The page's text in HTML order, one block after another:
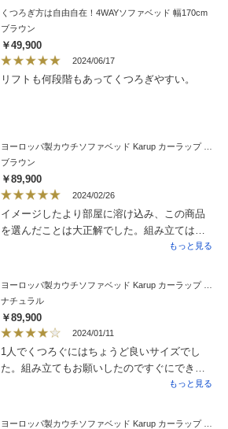
伝ってもらいました。六角レンチがすぐに溝
が舐めてしまい、自宅の六角レンチを使いし
のぎました。出来上がった時は喜びもひとし
おでした。クッションやソファー部分の素材
がしっかりとしていて固めの座り心地がイ
くつろぎ方は自由自在！4WAYソファベッド 幅170cm
ブラウン
￥49,900
2024/06/17
リフトも何段階もあってくつろぎやすい。
ブラウン
￥89,900
2024/02/26
イメージしたより部屋に溶け込み、この商品
を選んだことは大正解でした。組み立ては依
頼しました。男性２人組で４０分ほどで完
れに体がに届かず楽ではなかったのですが、
この商品にはクッションが4つついてますの
で、背もたれに２つずつで快適です。すのこ
に厚い座布団を乗せたような構造ですので、
小さいお子様がジャンプするのには向かない
ですね。表示で勘違いしたのは、身障者には
組み立てサービスとあり、喜んでお願いしま
もっと見る
ナチュラル
￥89,900
2024/01/11
1人でくつろぐにはちょうど良いサイズでし
た。組み立てもお願いしたのですぐにできま
した。デニムな感じの生地もカジュアルで可
りそうですが、お値段がお安いので仕方ない
もっと見る